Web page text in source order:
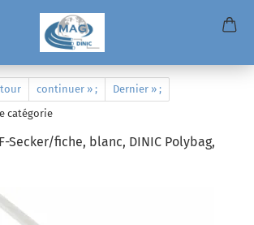
continuer » ;
Dernier » ;
catégorie
Secker/fiche, blanc, DINIC Polybag,